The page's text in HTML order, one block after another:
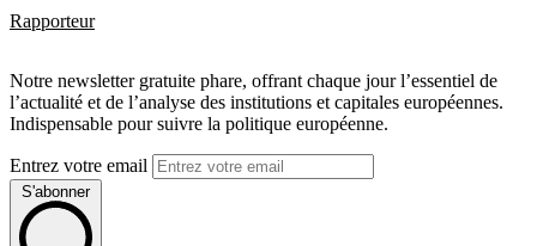
Rapporteur
Notre newsletter gratuite phare, offrant chaque jour l’essentiel de
l’actualité et de l’analyse des institutions et capitales européennes.
Indispensable pour suivre la politique européenne.
Entrez votre email
S'abonner